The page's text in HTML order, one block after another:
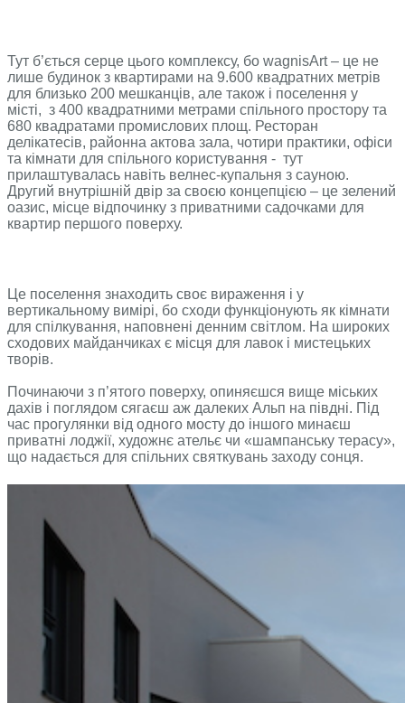
Тут б’ється серце цього комплексу, бо wagnisArt – це не
лише будинок з квартирами на 9.600 квадратних метрів
для близько 200 мешканців, але також і поселення у
місті, з 400 квадратними метрами спільного простору та
680 квадратами промислових площ. Ресторан
делікатесів, районна актова зала, чотири практики, офіси
та кімнати для спільного користування - тут
прилаштувалась навіть велнес-купальня з сауною.
Другий внутрішній двір за своєю концепцією – це зелений
оазис, місце відпочинку з приватними садочками для
квартир першого поверху.
Це поселення знаходить своє вираження і у
вертикальному вимірі, бо сходи функціонують як кімнати
для спілкування, наповнені денним світлом. На широких
сходових майданчиках є місця для лавок і мистецьких
творів.
Починаючи з п’ятого поверху, опиняєшся вище міських
дахів і поглядом сягаєш аж далеких Альп на півдні. Під
час прогулянки від одного мосту до іншого минаєш
приватні лоджії, художнє ательє чи «шампанську терасу»,
що надається для спільних святкувань заходу сонця.